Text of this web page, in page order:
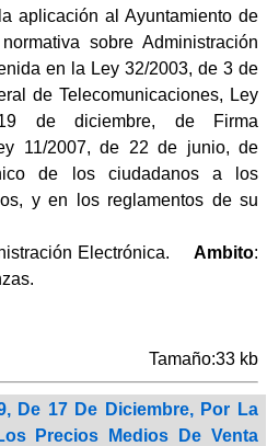
aplicación al Ayuntamiento de
sobre Administración
en la Ley 32/2003, de 3 de
de Telecomunicaciones, Ley
de diciembre, de Firma
11/2007, de 22 de junio, de
de los ciudadanos a los
y en los reglamentos de su
Electrónica. Ambito:
Tamaño:33 kb
De 17 De Diciembre, Por La
Precios Medios De Venta